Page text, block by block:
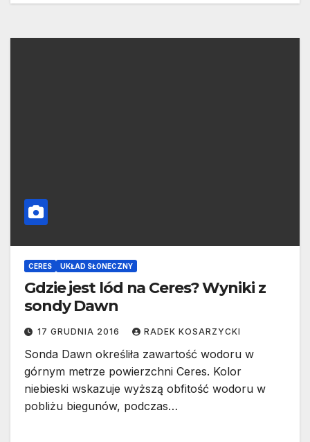
CERES UKŁAD SŁONECZNY
Gdzie jest lód na Ceres? Wyniki z
sondy Dawn
17 GRUDNIA 2016 RADEK KOSARZYCKI
Sonda Dawn określiła zawartość wodoru w
górnym metrze powierzchni Ceres. Kolor
niebieski wskazuje wyższą obfitość wodoru w
pobliżu biegunów, podczas…